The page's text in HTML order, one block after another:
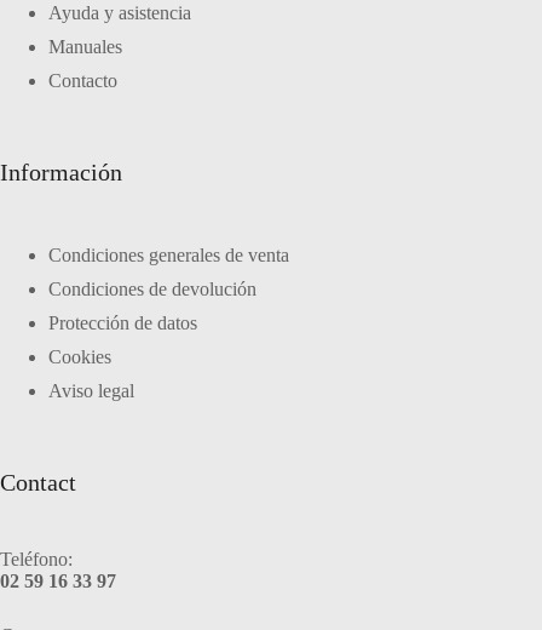
Ayuda y asistencia
Manuales
Contacto
Información
Condiciones generales de venta
Condiciones de devolución
Protección de datos
Cookies
Aviso legal
Contact
Teléfono:
02 59 16 33 97